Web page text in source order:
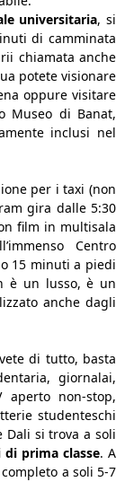
universitaria, si
di camminata
chiamata anche
potete visionare
oppure visitare
Museo di Banat,
inclusi nel
per i taxi (non
gira dalle 5:30
film in multisala
Centro
15 minuti a piedi
è un lusso, è un
anche dagli
di tutto, basta
giornalai,
aperto non-stop,
studenteschi
Dali si trova a soli
prima classe. A
a soli 5-7